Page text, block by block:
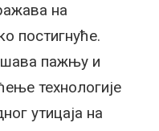
на
постигнуће.
пажњу и
технологије
утицаја на